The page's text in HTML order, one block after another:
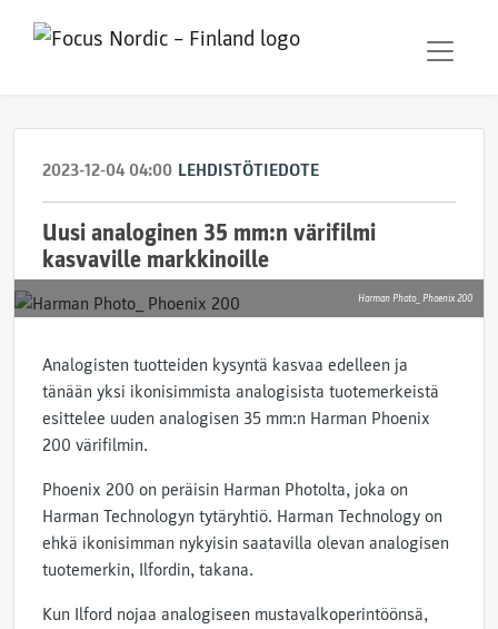
2023-12-04 04:00 LEHDISTÖTIEDOTE
Uusi analoginen 35 mm:n värifilmi
kasvaville markkinoille
Harman Photo_ Phoenix 200
Analogisten tuotteiden kysyntä kasvaa edelleen ja
tänään yksi ikonisimmista analogisista tuotemerkeistä
esittelee uuden analogisen 35 mm:n Harman Phoenix
200 värifilmin.
Phoenix 200 on peräisin Harman Photolta, joka on
Harman Technologyn tytäryhtiö. Harman Technology on
ehkä ikonisimman nykyisin saatavilla olevan analogisen
tuotemerkin, Ilfordin, takana.
Kun Ilford nojaa analogiseen mustavalkoperintöönsä,